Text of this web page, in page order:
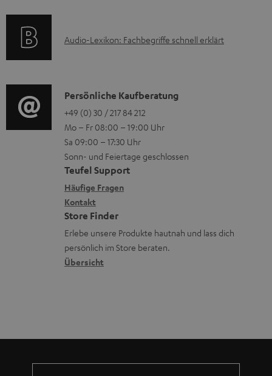
a
n
n
m
V
e
r
s
a
n
d
i
e
n
z
u
r
G
a
r
a
n
t
g
e
r
ä
t
e
R
ü
c
k
m
A
i
o
-
L
e
x
i
k
o
n
Audio-Lexikon: Fachbegriffe schnell erklärt
K
o
n
t
a
k
t
d
a
t
Persönliche Kaufberatung
+49 (0) 30 / 217 84 212
Mo – Fr 08:00 – 19:00 Uhr
Sa 09:00 – 17:30 Uhr
Sonn- und Feiertage geschlossen
Teufel Support
Häufige Fragen
Kontakt
Store Finder
Erlebe unsere Produkte hautnah und lass dich
persönlich im Store beraten.
Übersicht